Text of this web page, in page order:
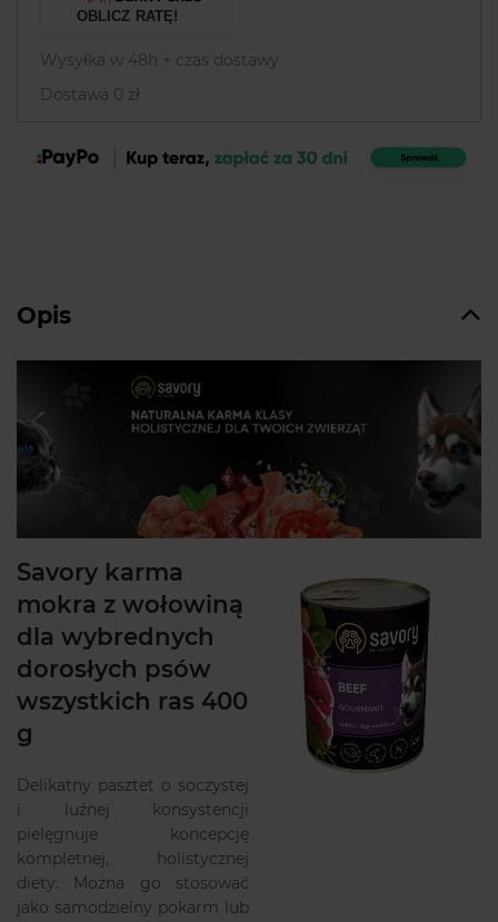
OBLICZ RATĘ!
Wysyłka w 48h + czas dostawy
Dostawa 0 zł
Opis
Savory karma
mokra z wołowiną
dla wybrednych
dorosłych psów
wszystkich ras 400
g
Delikatny pasztet o soczystej
i luźnej konsystencji
pielęgnuje koncepcję
kompletnej, holistycznej
diety. Można go stosować
jako samodzielny pokarm lub